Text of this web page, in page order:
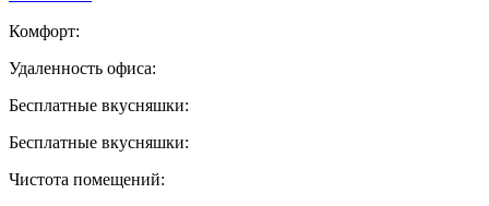
Комфорт:
Удаленность офиса:
Бесплатные вкусняшки:
Бесплатные вкусняшки:
Чистота помещений: